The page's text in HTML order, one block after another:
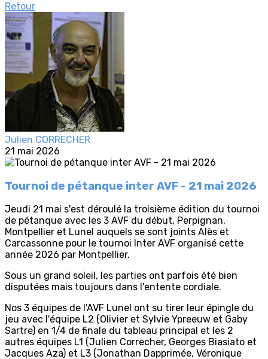
Retour
Julien CORRECHER
21 mai 2026
Tournoi de pétanque inter AVF - 21 mai 2026
Jeudi 21 mai s'est déroulé la troisième édition du tournoi
de pétanque avec les 3 AVF du début, Perpignan,
Montpellier et Lunel auquels se sont joints Alès et
Carcassonne pour le tournoi Inter AVF organisé cette
année 2026 par Montpellier.
Sous un grand soleil, les parties ont parfois été bien
disputées mais toujours dans l'entente cordiale.
Nos 3 équipes de l'AVF Lunel ont su tirer leur épingle du
jeu avec l'équipe L2 (Olivier et Sylvie Ypreeuw et Gaby
Sartre) en 1/4 de finale du tableau principal et les 2
autres équipes L1 (Julien Correcher, Georges Biasiato et
Jacques Aza) et L3 (Jonathan Dapprimée, Véronique